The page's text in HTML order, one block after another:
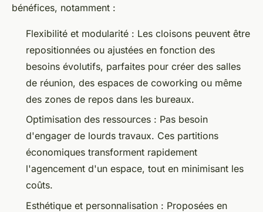
bénéfices, notamment :
Flexibilité et modularité : Les cloisons peuvent être
repositionnées ou ajustées en fonction des
besoins évolutifs, parfaites pour créer des salles
de réunion, des espaces de coworking ou même
des zones de repos dans les bureaux.
Optimisation des ressources : Pas besoin
d'engager de lourds travaux. Ces partitions
économiques transforment rapidement
l'agencement d'un espace, tout en minimisant les
coûts.
Esthétique et personnalisation : Proposées en